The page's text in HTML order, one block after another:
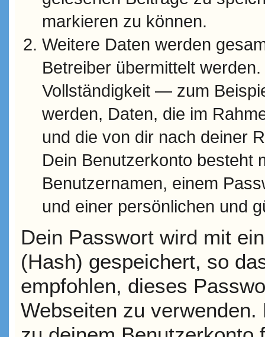
markieren zu können.
Weitere Daten werden
Betreiber übermittelt
Vollständigkeit — zum
werden, Daten, die im
und die von dir nach deiner
Dein Benutzerkonto besteht
Benutzernamen, einem
und einer persönlichen und
Dein Passwort wird mit
(Hash) gespeichert, so
empfohlen, dieses
Webseiten zu